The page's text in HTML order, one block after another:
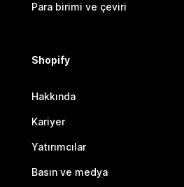
Para birimi ve çeviri
Shopify
Hakkında
Kariyer
Yatırımcılar
Basın ve medya